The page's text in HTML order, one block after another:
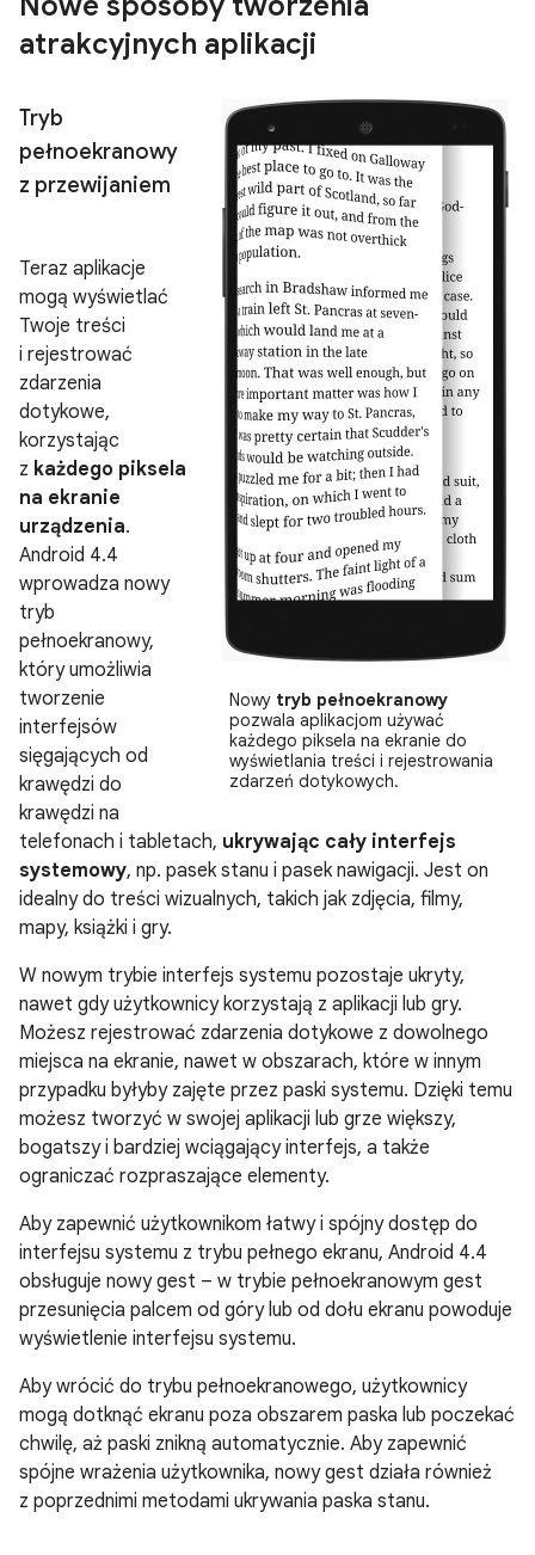
atrakcyjnych aplikacji
Nowy tryb pełnoekranowy
pozwala aplikacjom używać
każdego piksela na ekranie do
wyświetlania treści i rejestrowania
zdarzeń dotykowych.
Tryb
pełnoekranowy
z przewijaniem
Teraz aplikacje
mogą wyświetlać
Twoje treści
i rejestrować
zdarzenia
dotykowe,
korzystając
z każdego piksela
na ekranie
urządzenia.
Android 4.4
wprowadza nowy
tryb
pełnoekranowy,
który umożliwia
tworzenie
interfejsów
sięgających od
krawędzi do
krawędzi na
telefonach i tabletach, ukrywając cały interfejs
systemowy, np. pasek stanu i pasek nawigacji. Jest on
idealny do treści wizualnych, takich jak zdjęcia, filmy,
mapy, książki i gry.
W nowym trybie interfejs systemu pozostaje ukryty,
nawet gdy użytkownicy korzystają z aplikacji lub gry.
Możesz rejestrować zdarzenia dotykowe z dowolnego
miejsca na ekranie, nawet w obszarach, które w innym
przypadku byłyby zajęte przez paski systemu. Dzięki temu
możesz tworzyć w swojej aplikacji lub grze większy,
bogatszy i bardziej wciągający interfejs, a także
ograniczać rozpraszające elementy.
Aby zapewnić użytkownikom łatwy i spójny dostęp do
interfejsu systemu z trybu pełnego ekranu, Android 4.4
obsługuje nowy gest – w trybie pełnoekranowym gest
przesunięcia palcem od góry lub od dołu ekranu powoduje
wyświetlenie interfejsu systemu.
Aby wrócić do trybu pełnoekranowego, użytkownicy
mogą dotknąć ekranu poza obszarem paska lub poczekać
chwilę, aż paski znikną automatycznie. Aby zapewnić
spójne wrażenia użytkownika, nowy gest działa również
z poprzednimi metodami ukrywania paska stanu.